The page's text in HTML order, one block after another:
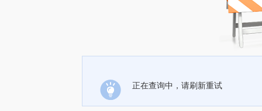
正在查询中，请刷新重试